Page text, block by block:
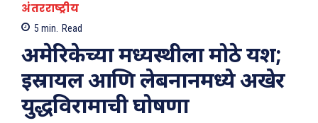
अंतरराष्ट्रीय
5 min. Read
अमेरिकेच्या मध्यस्थीला मोठे यश;
इस्रायल आणि लेबनानमध्ये अखेर
युद्धविरामाची घोषणा